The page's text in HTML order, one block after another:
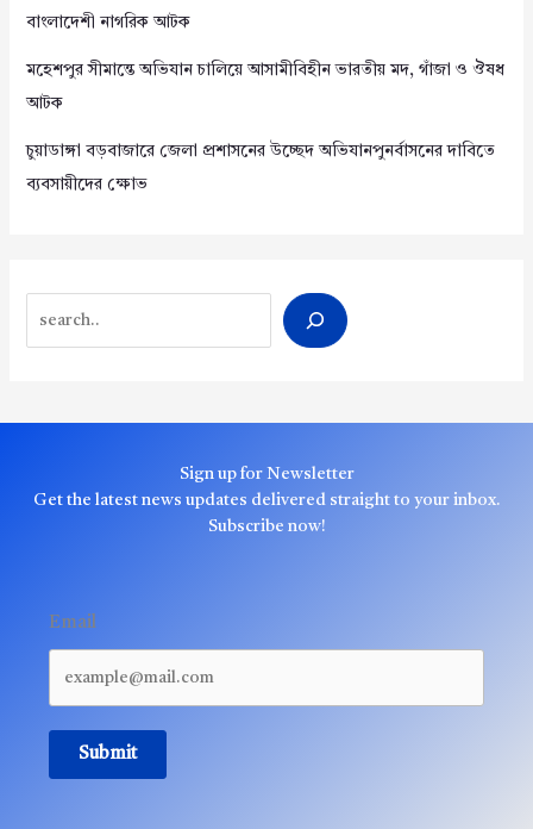
বাংলাদেশী নাগরিক আটক
মহেশপুর সীমান্তে অভিযান চালিয়ে আসামীবিহীন ভারতীয় মদ, গাঁজা ও ঔষধ
আটক
চুয়াডাঙ্গা বড়বাজারে জেলা প্রশাসনের উচ্ছেদ অভিযানপুনর্বাসনের দাবিতে
ব্যবসায়ীদের ক্ষোভ
Sign up for Newsletter
Get the latest news updates delivered straight to your inbox.
Subscribe now!
Email
Submit